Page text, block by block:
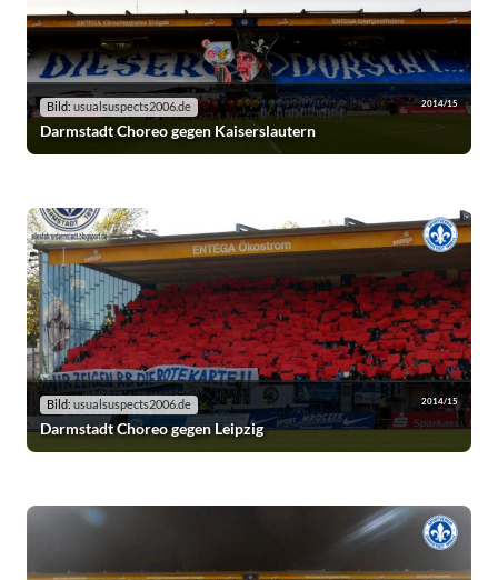
Bild: usualsuspects2006.de 2014/15
Darmstadt Choreo gegen Kaiserslautern
Bild: usualsuspects2006.de 2014/15
Darmstadt Choreo gegen Leipzig